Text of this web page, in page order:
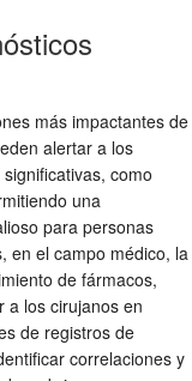
más impactantes de
alertar a los
como
una
para personas
en el campo médico, la
de fármacos,
a los cirujanos en
de registros de
correlaciones y